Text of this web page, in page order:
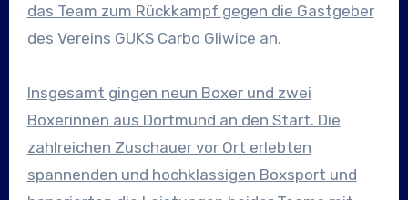
das Team zum Rückkampf gegen die Gastgeber
des Vereins GUKS Carbo Gliwice an.
Insgesamt gingen neun Boxer und zwei
Boxerinnen aus Dortmund an den Start. Die
zahlreichen Zuschauer vor Ort erlebten
spannenden und hochklassigen Boxsport und